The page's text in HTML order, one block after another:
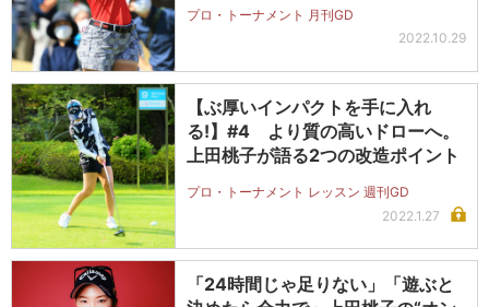
プロ・トーナメント 月刊GD
2022.10.29
【ぶ厚いインパクトを手に入れ
る!】#4 より質の高いドローへ。
上田桃子が語る2つの改造ポイント
プロ・トーナメント レッスン 週刊GD
2022.1.27
「24時間じゃ足りない」「遊ぶと